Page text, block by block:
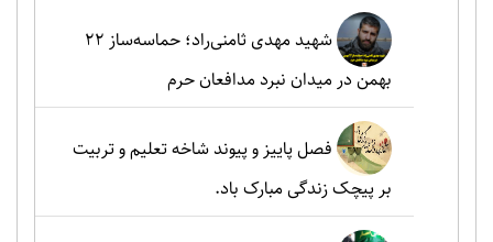
شهید مهدی ثامنی‌راد؛ حماسه‌ساز ۲۲
بهمن در میدان نبرد مدافعان حرم
فصل پاییز و پیوند شاخه تعلیم و تربیت
بر پیچک زندگی مبارک باد.